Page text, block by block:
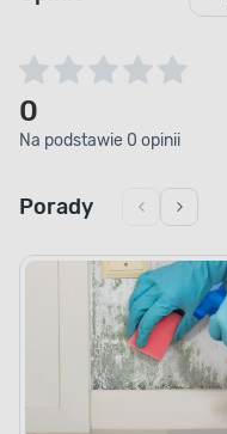
0
Na podstawie 0 opinii
Porady